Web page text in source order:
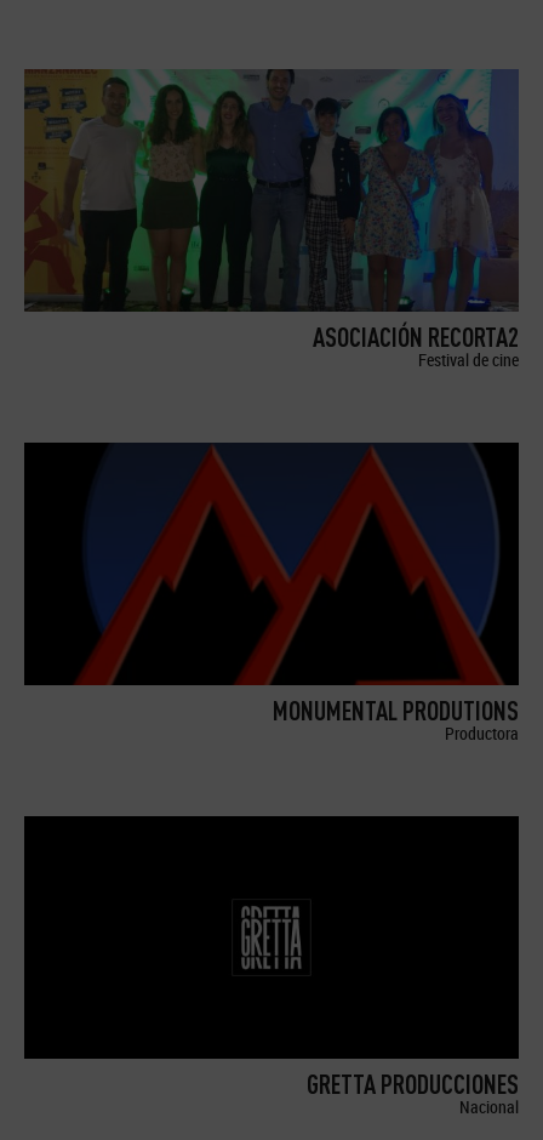
ASOCIACIÓN RECORTA2
Festival de cine
MONUMENTAL PRODUTIONS
Productora
GRETTA PRODUCCIONES
Nacional